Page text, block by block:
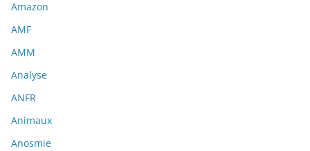
Amazon
AMF
AMM
Analyse
ANFR
Animaux
Anosmie